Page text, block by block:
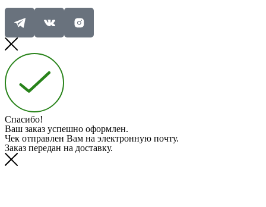
Спасибо!
Ваш заказ успешно оформлен.
Чек отправлен Вам на электронную почту.
Заказ передан на доставку.